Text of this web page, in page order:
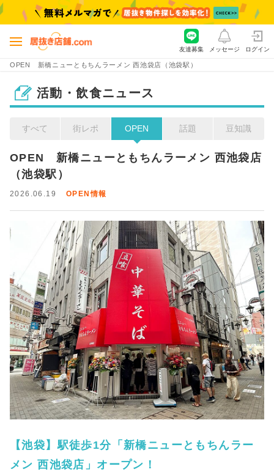
OPEN 新橋ニューともちんラーメン 西池袋店（池袋駅）
友達募集 メッセージ ログイン
活動・飲食ニュース
すべて 街レポ OPEN 話題 豆知識
OPEN　新橋ニューともちんラーメン 西池袋店
（池袋駅）
2026.06.19 OPEN情報
【池袋】駅徒歩1分「新橋ニューともちんラー
メン 西池袋店」オープン！